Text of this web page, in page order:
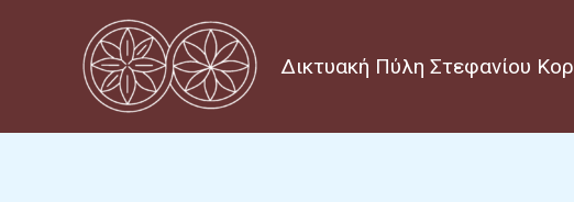
περιεχόμενο
Δικτυακή Πύλη Στεφανίου